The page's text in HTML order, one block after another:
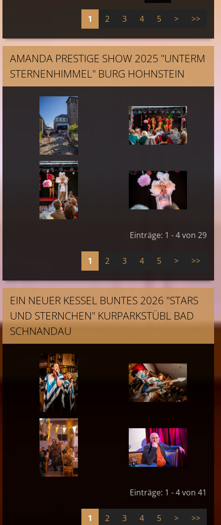
1 2 3 4 5 > >>
AMANDA PRESTIGE SHOW 2025 "UNTERM
STERNENHIMMEL" BURG HOHNSTEIN
Einträge: 1 - 4 von 29
1 2 3 4 5 > >>
EIN NEUER KESSEL BUNTES 2026 "STARS
UND STERNCHEN" KURPARKSTÜBL BAD
SCHNANDAU
Einträge: 1 - 4 von 41
1 2 3 4 5 > >>